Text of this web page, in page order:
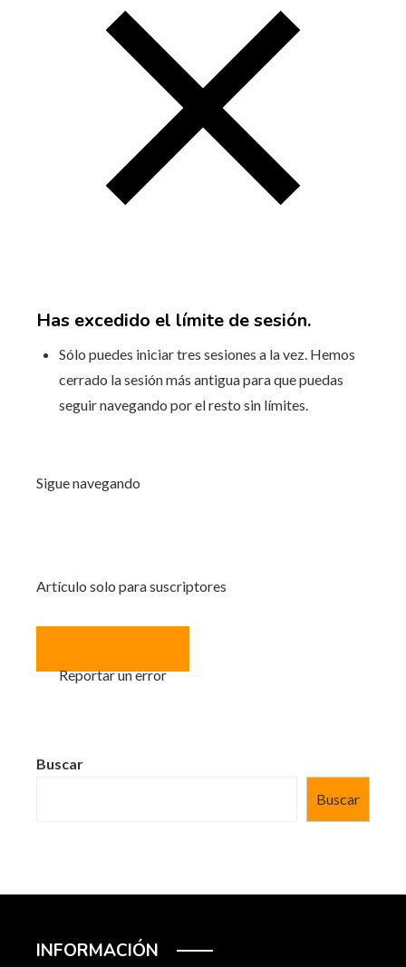
Has excedido el límite de sesión.
Sólo puedes iniciar tres sesiones a la vez. Hemos
cerrado la sesión más antigua para que puedas
seguir navegando por el resto sin límites.
Sigue navegando
Artículo solo para suscriptores
Reportar un error
Buscar
Buscar
INFORMACIÓN